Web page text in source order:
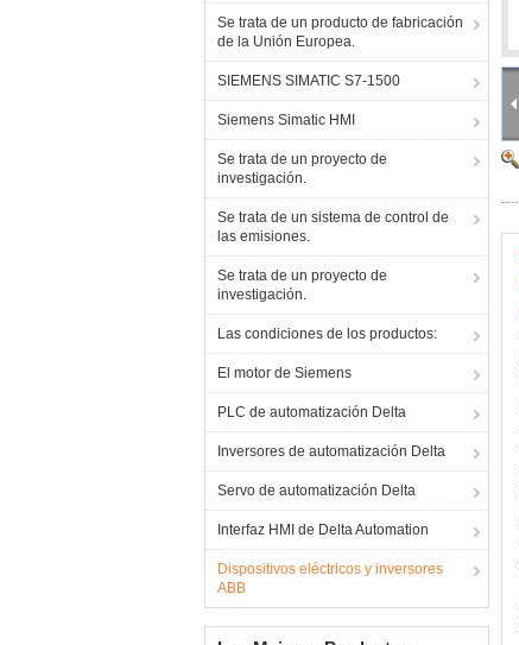
Se trata de un producto de fabricación
de la Unión Europea.
SIEMENS SIMATIC S7-1500
Siemens Simatic HMI
Se trata de un proyecto de
investigación.
Se trata de un sistema de control de
las emisiones.
Se trata de un proyecto de
investigación.
Las condiciones de los productos:
El motor de Siemens
PLC de automatización Delta
Inversores de automatización Delta
Servo de automatización Delta
Interfaz HMI de Delta Automation
Dispositivos eléctricos y inversores
ABB